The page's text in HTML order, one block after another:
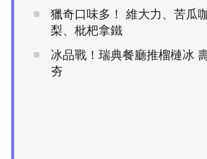
獵奇口味多！ 維大力、苦瓜
梨、枇杷拿鐵
冰品戰！瑞典餐廳推榴槤冰
夯